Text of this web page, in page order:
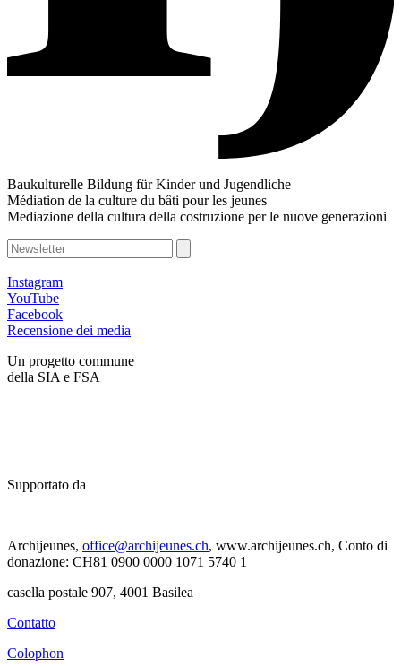
Baukulturelle Bildung für Kinder und Jugendliche
Médiation de la culture du bâti pour les jeunes
Mediazione della cultura della costruzione per le nuove generazioni
Instagram
YouTube
Facebook
Recensione dei media
Un progetto commune
della SIA e FSA
Supportato da
Archijeunes, office@archijeunes.ch, www.archijeunes.ch, Conto di
donazione: CH81 0900 0000 1071 5740 1
casella postale 907, 4001 Basilea
Contatto
Colophon